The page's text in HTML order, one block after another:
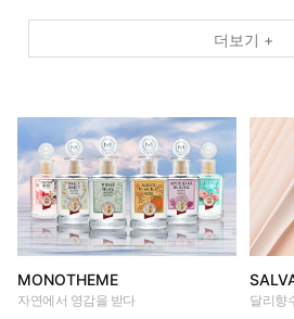
더보기 +
MONOTHEME
자연에서 영감을 받다 달리향